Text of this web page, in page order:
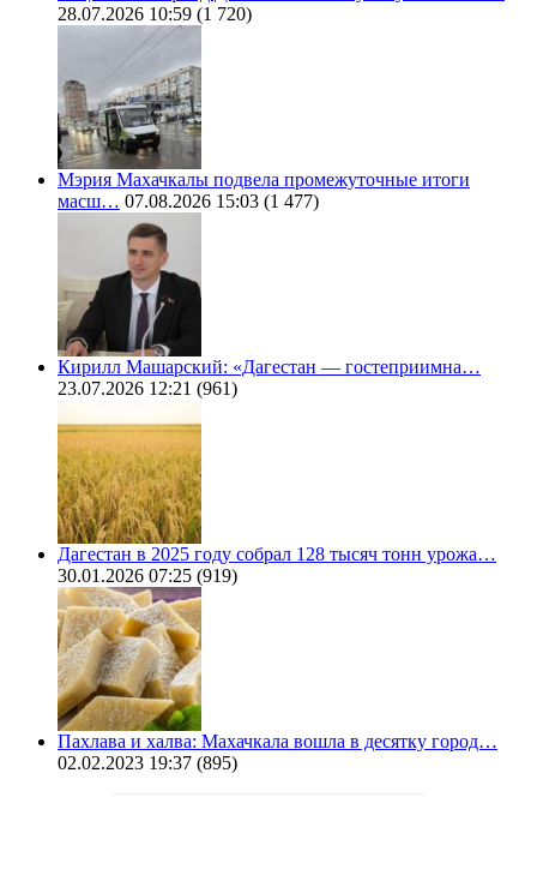
28.07.2026 10:59 (1 720)
Мэрия Махачкалы подвела промежуточные итоги
масш… 07.08.2026 15:03 (1 477)
Кирилл Машарский: «Дагестан — гостеприимна…
23.07.2026 12:21 (961)
Дагестан в 2025 году собрал 128 тысяч тонн урожа…
30.01.2026 07:25 (919)
Пахлава и халва: Махачкала вошла в десятку город…
02.02.2023 19:37 (895)